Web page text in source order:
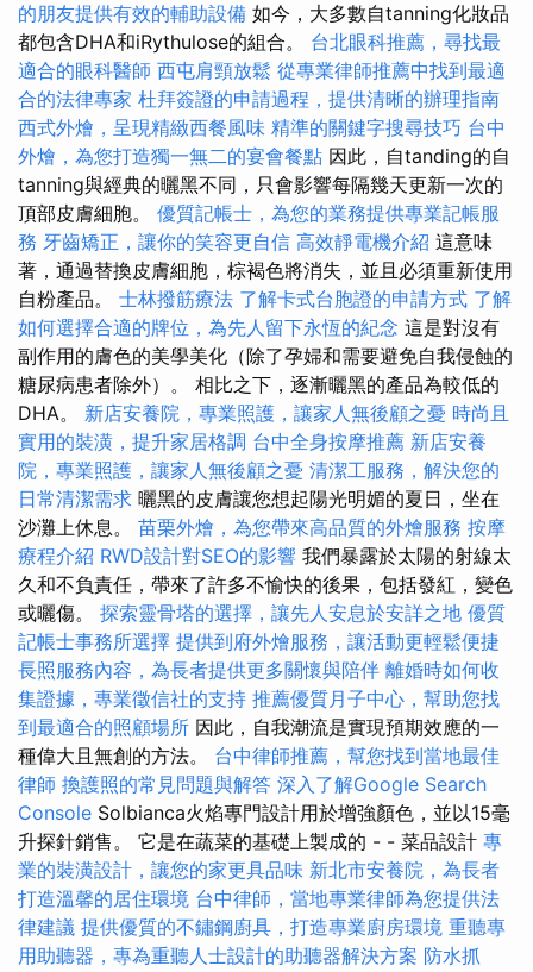
的朋友提供有效的輔助設備 如今，大多數自tanning化妝品
都包含DHA和iRythulose的組合。 台北眼科推薦，尋找最
適合的眼科醫師 西屯肩頸放鬆 從專業律師推薦中找到最適
合的法律專家 杜拜簽證的申請過程，提供清晰的辦理指南
西式外燴，呈現精緻西餐風味 精準的關鍵字搜尋技巧 台中
外燴，為您打造獨一無二的宴會餐點 因此，自tanding的自
tanning與經典的曬黑不同，只會影響每隔幾天更新一次的
頂部皮膚細胞。 優質記帳士，為您的業務提供專業記帳服
務 牙齒矯正，讓你的笑容更自信 高效靜電機介紹 這意味
著，通過替換皮膚細胞，棕褐色將消失，並且必須重新使用
自粉產品。 士林撥筋療法 了解卡式台胞證的申請方式 了解
如何選擇合適的牌位，為先人留下永恆的紀念 這是對沒有
副作用的膚色的美學美化（除了孕婦和需要避免自我侵蝕的
糖尿病患者除外）。 相比之下，逐漸曬黑的產品為較低的
DHA。 新店安養院，專業照護，讓家人無後顧之憂 時尚且
實用的裝潢，提升家居格調 台中全身按摩推薦 新店安養
院，專業照護，讓家人無後顧之憂 清潔工服務，解決您的
日常清潔需求 曬黑的皮膚讓您想起陽光明媚的夏日，坐在
沙灘上休息。 苗栗外燴，為您帶來高品質的外燴服務 按摩
療程介紹 RWD設計對SEO的影響 我們暴露於太陽的射線太
久和不負責任，帶來了許多不愉快的後果，包括發紅，變色
或曬傷。 探索靈骨塔的選擇，讓先人安息於安詳之地 優質
記帳士事務所選擇 提供到府外燴服務，讓活動更輕鬆便捷
長照服務內容，為長者提供更多關懷與陪伴 離婚時如何收
集證據，專業徵信社的支持 推薦優質月子中心，幫助您找
到最適合的照顧場所 因此，自我潮流是實現預期效應的一
種偉大且無創的方法。 台中律師推薦，幫您找到當地最佳
律師 換護照的常見問題與解答 深入了解Google Search
Console Solbianca火焰專門設計用於增強顏色，並以15毫
升探針銷售。 它是在蔬菜的基礎上製成的 - - 菜品設計 專
業的裝潢設計，讓您的家更具品味 新北市安養院，為長者
打造溫馨的居住環境 台中律師，當地專業律師為您提供法
律建議 提供優質的不鏽鋼廚具，打造專業廚房環境 重聽專
用助聽器，專為重聽人士設計的助聽器解決方案 防水抓